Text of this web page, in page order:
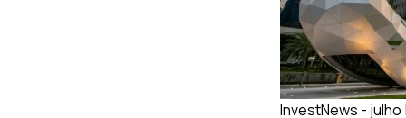
InvestNews - julho